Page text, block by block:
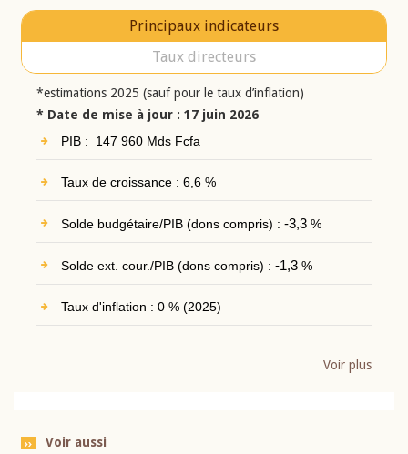
Principaux indicateurs
Taux directeurs
*estimations 2025 (sauf pour le taux d’inflation)
* Date de mise à jour : 17 juin 2026
PIB : 147 960 Mds Fcfa
Taux de croissance : 6,6 %
Solde budgétaire/PIB (dons compris) : -3,3%
Solde ext. cour./PIB (dons compris) : -1,3%
Taux d'inflation : 0 % (2025)
Voir plus
Voir aussi